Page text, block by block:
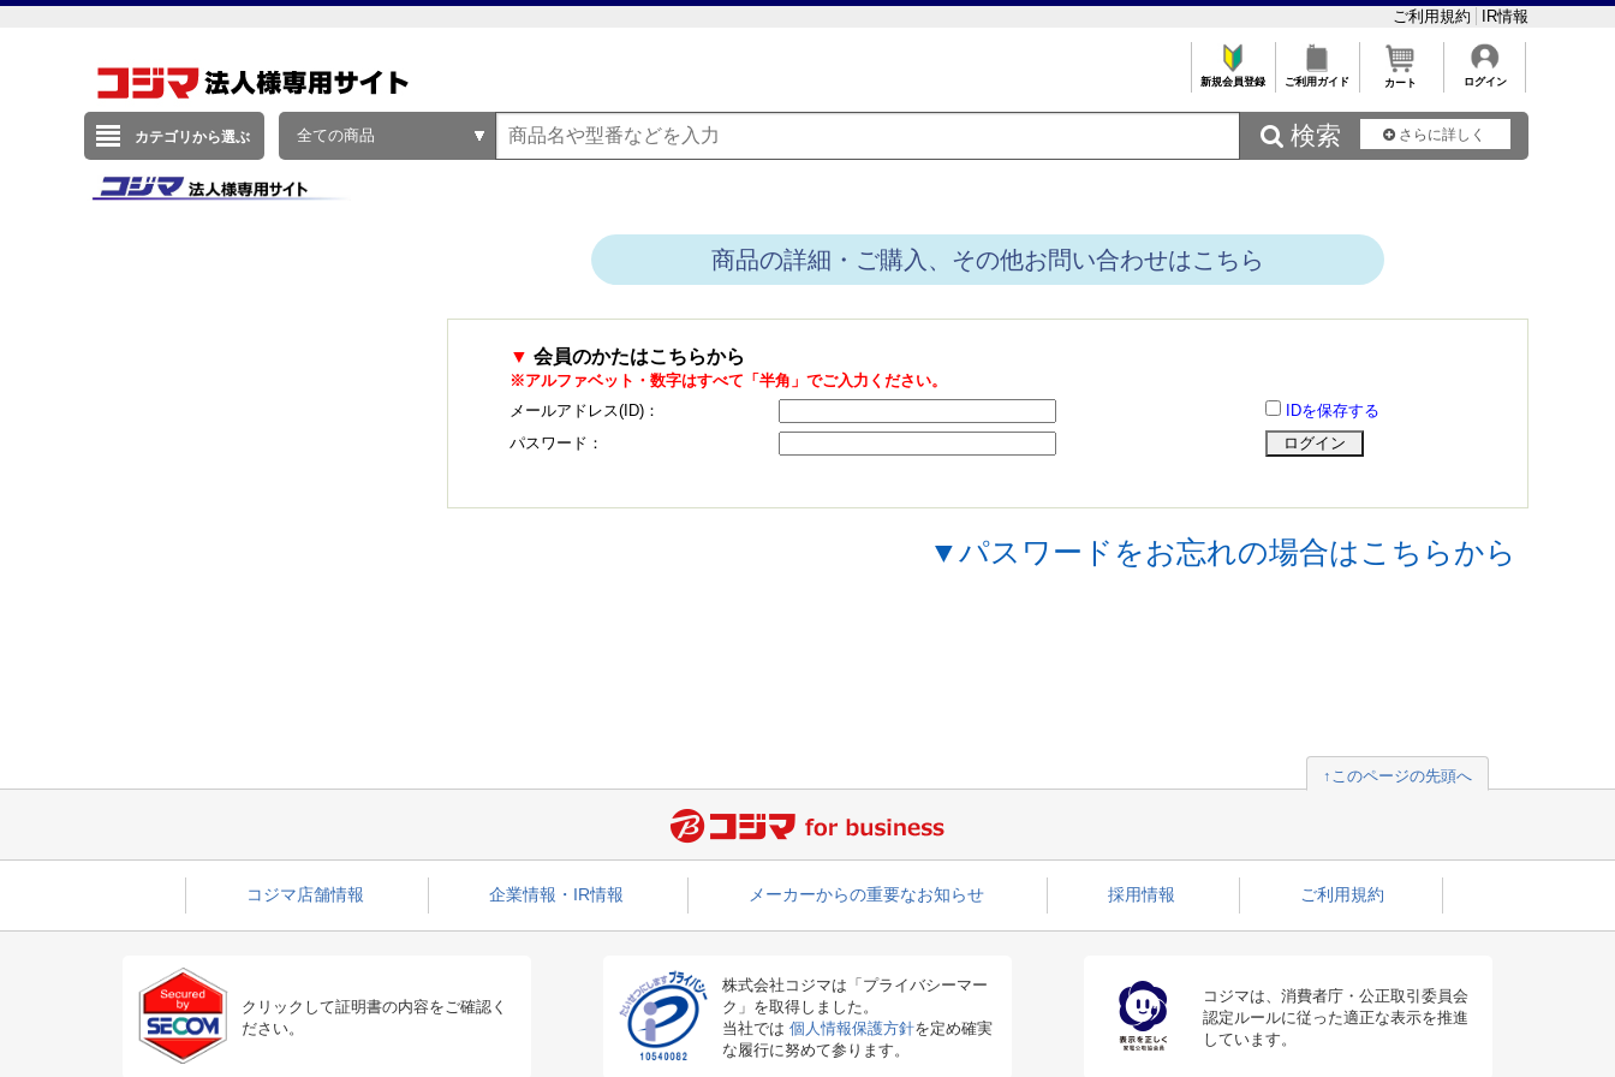
ご利用規約 IR情報
新規会員登録 ご利用ガイド カート ログイン
カテゴリから選ぶ 全ての商品  検索 さらに詳しく
商品の詳細・ご購入、その他お問い合わせはこちら
▼ 会員のかたはこちらから
※アルファベット・数字はすべて「半角」でご入力ください。
メールアドレス(ID)：
IDを保存する
パスワード：
▼パスワードをお忘れの場合はこちらから
↑このページの先頭へ
コジマ店舗情報 企業情報・IR情報 メーカーからの重要なお知らせ 採用情報 ご利用規約
クリックして証明書の内容をご確認く
ださい。
株式会社コジマは「プライバシーマー
ク」を取得しました。
当社では 個人情報保護方針を定め確実
な履行に努めて参ります。
コジマは、消費者庁・公正取引委員会
認定ルールに従った適正な表示を推進
しています。